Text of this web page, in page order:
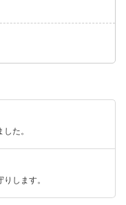
た。
します。